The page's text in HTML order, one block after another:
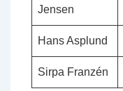
Jensen
Hans Asplund
Sirpa Franzén